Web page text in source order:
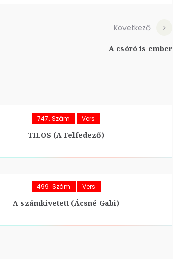
Következő
A csóró is ember
747. Szám Vers
TILOS (A Felfedező)
499. Szám Vers
A számkivetett (Ácsné Gabi)